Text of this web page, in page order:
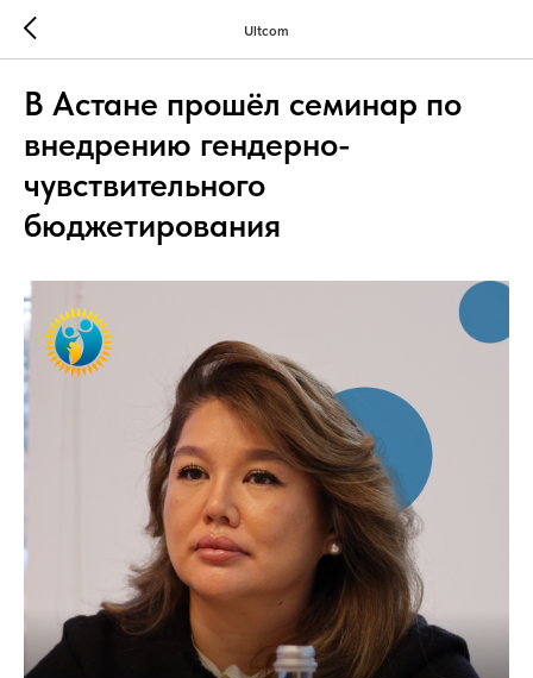
Ultcom
В Астане прошёл семинар по
внедрению гендерно-
чувствительного
бюджетирования